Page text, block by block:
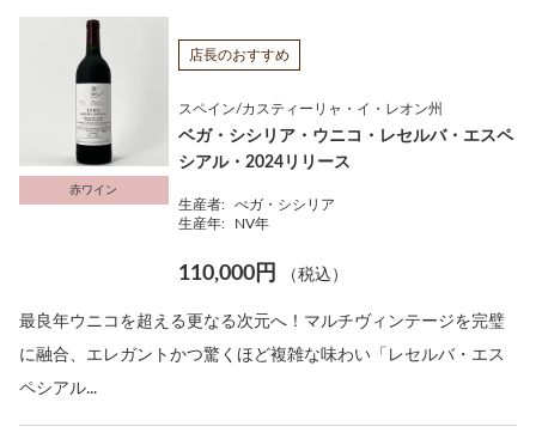
赤ワイン
店長のおすすめ
スペイン/カスティーリャ・イ・レオン州
ベガ・シシリア・ウニコ・レセルバ・エスペ
シアル・2024リリース
生産者:
べガ・シシリア
生産年:
NV年
110,000円 （税込）
最良年ウニコを超える更なる次元へ！マルチヴィンテージを完璧
に融合、エレガントかつ驚くほど複雑な味わい「レセルバ・エス
ペシアル...